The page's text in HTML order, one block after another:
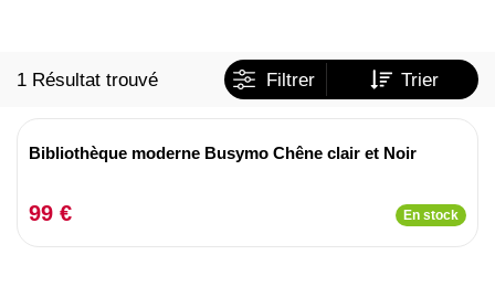
1 Résultat trouvé Filtrer Trier
Bibliothèque moderne Busymo Chêne clair et Noir
99 € En stock